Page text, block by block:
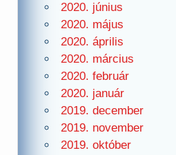
2020. június
2020. május
2020. április
2020. március
2020. február
2020. január
2019. december
2019. november
2019. október